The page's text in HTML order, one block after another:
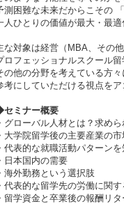
測困難な未来だからこその
人ひとりの価値が最大・最
な対象は経営（MBA、その
ロフェッショナルスクール
の他の分野を考えている方
考にしていただける視点を
セミナー概要
グローバル人材とは？求め
大学院留学後の主要産業の
代表的な就職活動パターンを
日本国内の需要
海外勤務という選択肢
代表的な留学先の労働に関
留学資金と卒業後の報酬リタ